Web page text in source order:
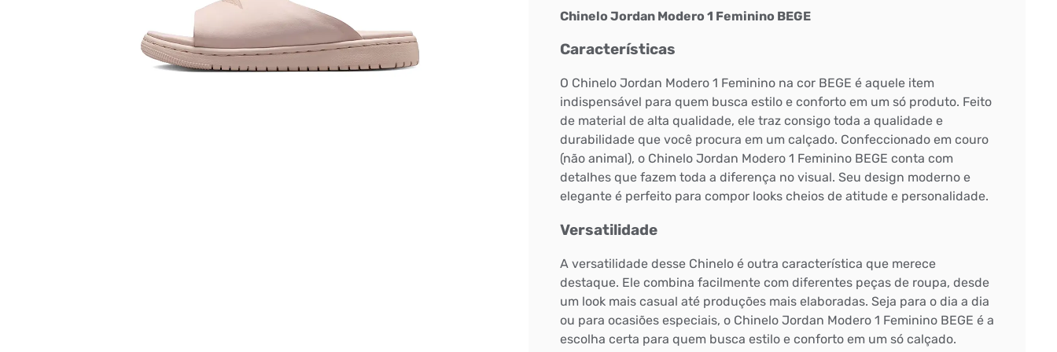
Chinelo Jordan Modero 1 Feminino BEGE
Características
O Chinelo Jordan Modero 1 Feminino na cor BEGE é aquele item
indispensável para quem busca estilo e conforto em um só produto. Feito
de material de alta qualidade, ele traz consigo toda a qualidade e
durabilidade que você procura em um calçado. Confeccionado em couro
(não animal), o Chinelo Jordan Modero 1 Feminino BEGE conta com
detalhes que fazem toda a diferença no visual. Seu design moderno e
elegante é perfeito para compor looks cheios de atitude e personalidade.
Versatilidade
A versatilidade desse Chinelo é outra característica que merece
destaque. Ele combina facilmente com diferentes peças de roupa, desde
um look mais casual até produções mais elaboradas. Seja para o dia a dia
ou para ocasiões especiais, o Chinelo Jordan Modero 1 Feminino BEGE é a
escolha certa para quem busca estilo e conforto em um só calçado.